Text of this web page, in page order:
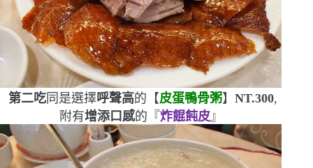
第二吃同是選擇呼聲高的【皮蛋鴨骨粥】 NT.300,
附有增添口感的『炸餛飩皮』